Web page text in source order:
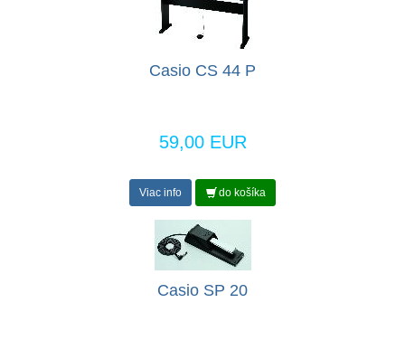
Casio CS 44 P
59,00 EUR
Viac info do košíka
Casio SP 20